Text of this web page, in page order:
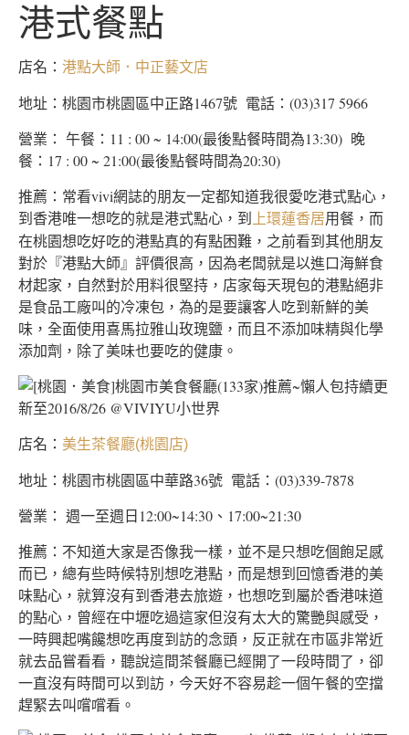
港式餐點
店名： 港點大師．中正藝文店
地址：桃園市桃園區中正路1467號 電話：(03)317 5966
營業： 午餐：11 : 00 ~ 14:00(最後點餐時間為13:30) 晚
餐：17 : 00 ~ 21:00(最後點餐時間為20:30)
推薦：常看vivi網誌的朋友一定都知道我很愛吃港式點心，
到香港唯一想吃的就是港式點心，到 上環蓮香居用餐，而
在桃園想吃好吃的港點真的有點困難，之前看到其他朋友
對於『港點大師』評價很高，因為老闆就是以進口海鮮食
材起家，自然對於用料很堅持，店家每天現包的港點絕非
是食品工廠叫的冷凍包，為的是要讓客人吃到新鮮的美
味，全面使用喜馬拉雅山玫瑰鹽，而且不添加味精與化學
添加劑，除了美味也要吃的健康。
店名： 美生茶餐廳(桃園店)
地址：桃園市桃園區中華路36號 電話：(03)339-7878
營業： 週一至週日12:00~14:30、17:00~21:30
推薦：不知道大家是否像我一樣，並不是只想吃個飽足感
而已，總有些時候特別想吃港點，而是想到回憶香港的美
味點心，就算沒有到香港去旅遊，也想吃到屬於香港味道
的點心，曾經在中壢吃過這家但沒有太大的驚艷與感受，
一時興起嘴饞想吃再度到訪的念頭，反正就在市區非常近
就去品嘗看看，聽說這間茶餐廳已經開了一段時間了，卻
一直沒有時間可以到訪，今天好不容易趁一個午餐的空擋
趕緊去叫嚐嚐看。